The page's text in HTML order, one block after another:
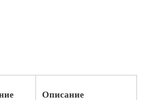
Описание